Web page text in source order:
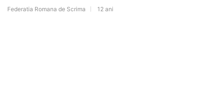
Federatia Romana de Scrima 12 ani